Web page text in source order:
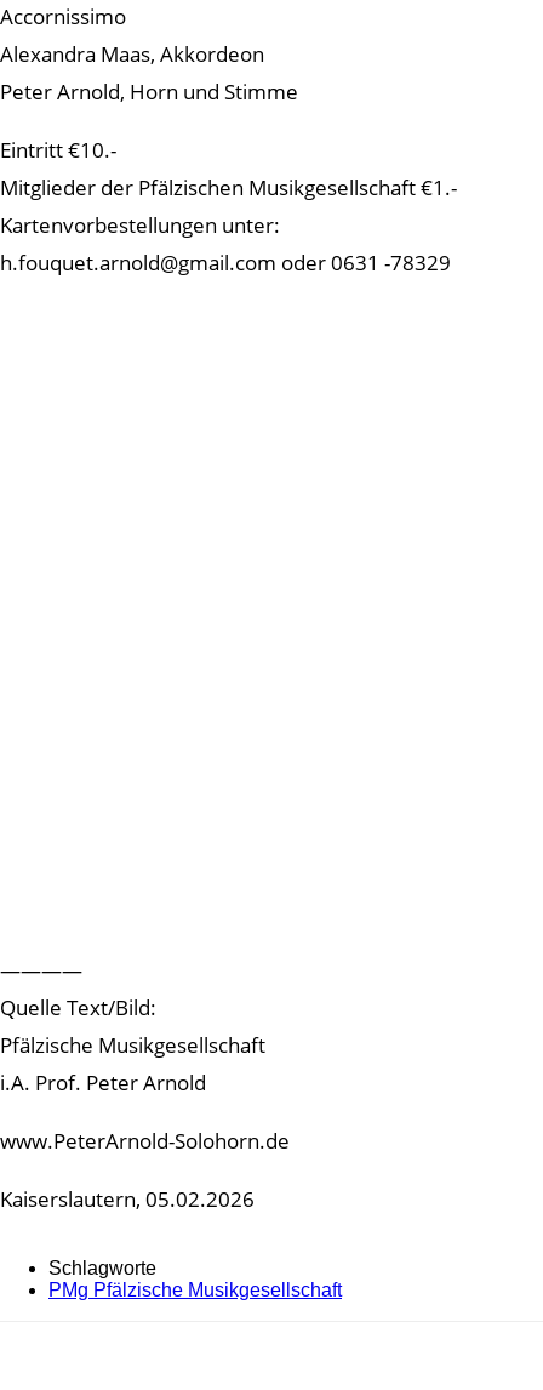
Accornissimo
Alexandra Maas, Akkordeon
Peter Arnold, Horn und Stimme
Eintritt €10.-
Mitglieder der Pfälzischen Musikgesellschaft €1.-
Kartenvorbestellungen unter:
h.fouquet.arnold@gmail.com oder 0631 -78329
————
Quelle Text/Bild:
Pfälzische Musikgesellschaft
i.A. Prof. Peter Arnold
www.PeterArnold-Solohorn.de
Kaiserslautern, 05.02.2026
Schlagworte
PMg Pfälzische Musikgesellschaft